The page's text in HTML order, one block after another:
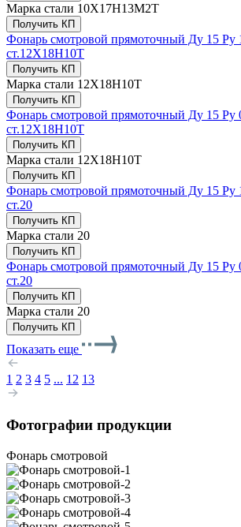
Марка стали 10Х17Н13М2Т
Получить КП
Фонарь смотровой прямоточный Ду 15 Ру
ст.12Х18Н10Т
Получить КП
Марка стали 12Х18Н10Т
Получить КП
Фонарь смотровой прямоточный Ду 15 Ру
ст.12Х18Н10Т
Получить КП
Марка стали 12Х18Н10Т
Получить КП
Фонарь смотровой прямоточный Ду 15 Ру
ст.20
Получить КП
Марка стали 20
Получить КП
Фонарь смотровой прямоточный Ду 15 Ру
ст.20
Получить КП
Марка стали 20
Получить КП
Показать еще
1 2 3 4 5 ... 12 13
Фотографии продукции
Фонарь смотровой